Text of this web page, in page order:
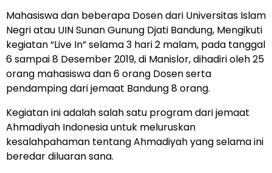
Mahasiswa dan beberapa Dosen dari Universitas Islam
Negri atau UIN Sunan Gunung Djati Bandung, Mengikuti
kegiatan “Live In” selama 3 hari 2 malam, pada tanggal
6 sampai 8 Desember 2019, di Manislor, dihadiri oleh 25
orang mahasiswa dan 6 orang Dosen serta
pendamping dari jemaat Bandung 8 orang.
Kegiatan ini adalah salah satu program dari jemaat
Ahmadiyah Indonesia untuk meluruskan
kesalahpahaman tentang Ahmadiyah yang selama ini
beredar diluaran sana.